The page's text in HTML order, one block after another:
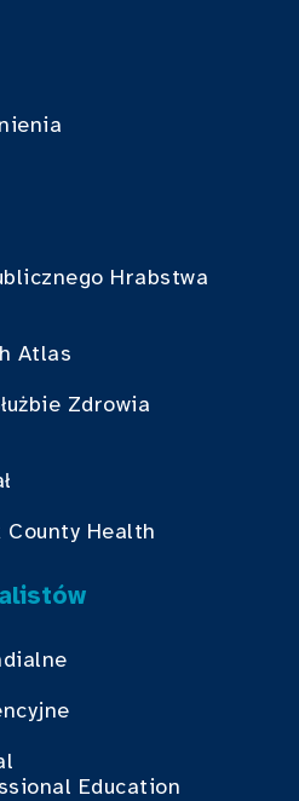
Hrabstwa
Atlas
Zdrowia
County Health
Education